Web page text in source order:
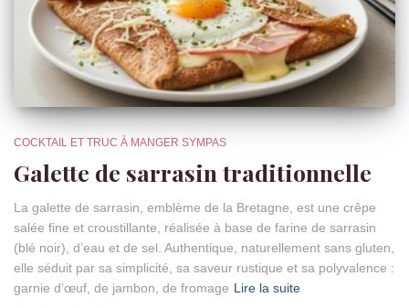
COCKTAIL ET TRUC À MANGER SYMPAS
Galette de sarrasin traditionnelle
La galette de sarrasin, emblème de la Bretagne, est une crêpe
salée fine et croustillante, réalisée à base de farine de sarrasin
(blé noir), d’eau et de sel. Authentique, naturellement sans gluten,
elle séduit par sa simplicité, sa saveur rustique et sa polyvalence :
garnie d’œuf, de jambon, de fromage Lire la suite